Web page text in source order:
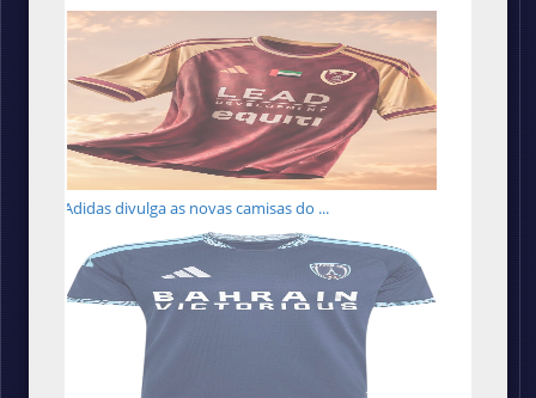
Adidas divulga as novas camisas do ...